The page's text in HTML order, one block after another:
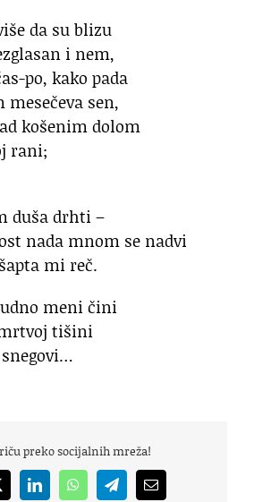
da su blizu
i nem,
po, kako pada
sen,
košenim dolom
rani;
duša drhti –
nada mnom se nadvi
mi reč.
meni čini
tišini
snegovi…
preko socijalnih mreža!
LinkedInWhatsAppTelegramEmail